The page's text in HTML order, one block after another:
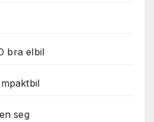
bra elbil
seg